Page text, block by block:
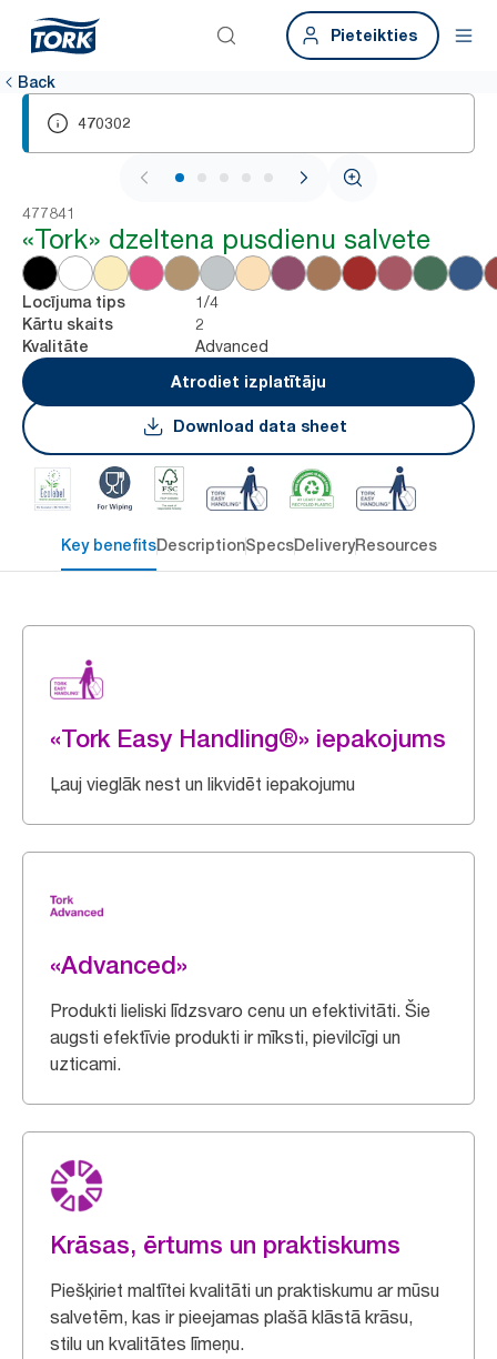
Pieteikties
Back
470302
1 / 6
477841
«Tork» dzeltena pusdienu salvete
Locījuma tips 1/4
Kārtu skaits 2
Kvalitāte
Advanced
Atrodiet izplatītāju
Download data sheet
Key benefitsDescriptionSpecsDeliveryResources
«Tork Easy Handling®» iepakojums
Ļauj vieglāk nest un likvidēt iepakojumu
«Advanced»
Produkti lieliski līdzsvaro cenu un efektivitāti. Šie
augsti efektīvie produkti ir mīksti, pievilcīgi un
uzticami.
Krāsas, ērtums un praktiskums
Piešķiriet maltītei kvalitāti un praktiskumu ar mūsu
salvetēm, kas ir pieejamas plašā klāstā krāsu,
stilu un kvalitātes līmeņu.